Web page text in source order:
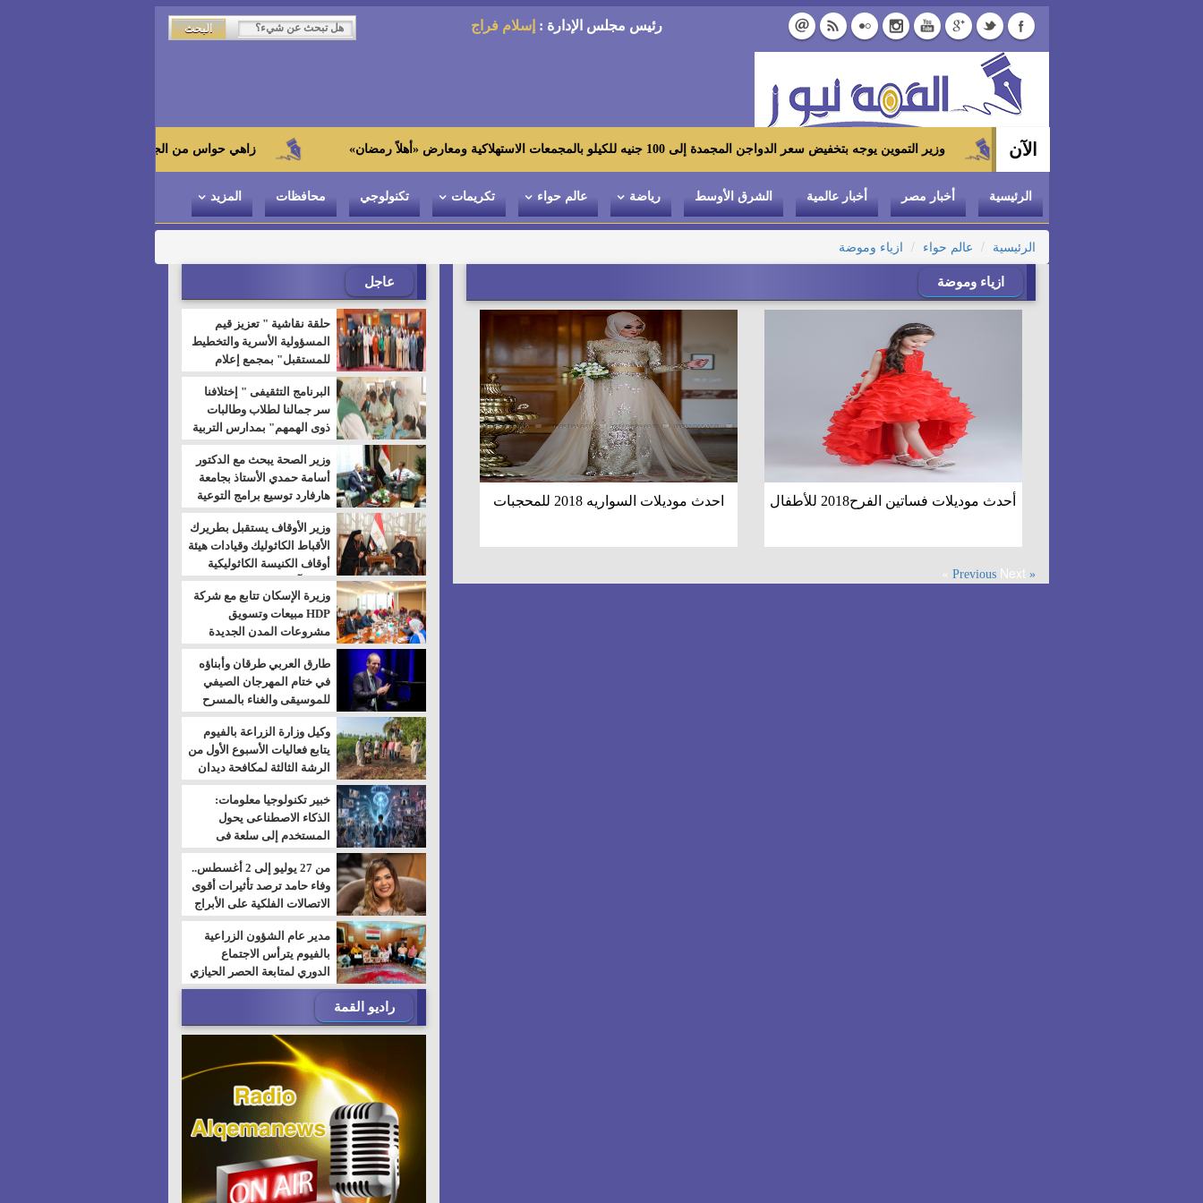
رئيس مجلس الإدارة : إسلام فراج
الآن زاهي حواس من الجامعة اليابانية : "توت عنخ آمون" هو وزير التموين يوجه بتخفيض سعر الدواجن المجمدة إلى 100 جنيه للكيلو بالمجمعات الاستهلاكية ومعارض «أهلاً رمضان»
الرئيسية أخبار مصر أخبار عالمية الشرق الأوسط رياضة عالم حواء تكريمات تكنولوجي محافظات المزيد
الرئيسية عالم حواء ازياء وموضة
ازياء وموضة
أحدث موديلات فساتين الفرح2018 للأطفال احدث موديلات السواريه 2018 للمحجبات
« Previous
Next »
عاجل
حلقة نقاشية " تعزيز قيم
المسؤولية الأسرية والتخطيط
للمستقبل" بمجمع إعلام
السويس
البرنامج التثقيفى " إختلافنا
سر جمالنا لطلاب وطالبات
ذوى الهمهم" بمدارس التربية
الخاصة بالسويس
وزير الصحة يبحث مع الدكتور
أسامة حمدي الأستاذ بجامعة
هارفارد توسيع برامج التوعية
بمرض السكري
وزير الأوقاف يستقبل بطريرك
الأقباط الكاثوليك وقيادات هيئة
أوقاف الكنيسة الكاثوليكية
لبحث آفاق التعاون المشترك
وزيرة الإسكان تتابع مع شركة
HDP مبيعات وتسويق
مشروعات المدن الجديدة
طارق العربي طرقان وأبناؤه
في ختام المهرجان الصيفي
للموسيقى والغناء بالمسرح
المكشوف
وكيل وزارة الزراعة بالفيوم
يتابع فعاليات الأسبوع الأول من
الرشة الثالثة لمكافحة ديدان
اللوز للقطن
خبير تكنولوجيا معلومات:
الذكاء الاصطناعى يحول
المستخدم إلى سلعة فى
اقتصاد الانتباه
من 27 يوليو إلى 2 أغسطس..
وفاء حامد ترصد تأثيرات أقوى
الاتصالات الفلكية على الأبراج
مدير عام الشؤون الزراعية
بالفيوم يترأس الاجتماع
الدوري لمتابعة الحصر الحيازي
الجديدة
راديو القمة